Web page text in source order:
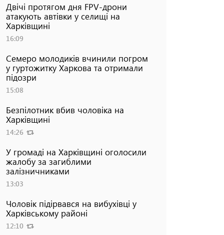
Двічі протягом дня FPV-дрони
атакують автівки у селищі на
Харківщині
16:09
Семеро молодиків вчинили погром
у гуртожитку Харкова та отримали
підозри
15:08
Безпілотник вбив чоловіка на
Харківщині
14:26
У громаді на Харківщині оголосили
жалобу за загиблими
залізничниками
13:03
Чоловік підірвався на вибухівці у
Харківському районі
12:10